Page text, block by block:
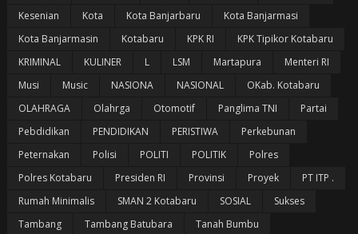
Kesenian
Kota Kota Banjarbaru
Kota Banjarmasi
Kota Banjarmasin
Kotabaru KPK RI
KPK Tipikor Kotabaru
KRIMINAL
KULINER L LSM Martapura
Menteri RI
Musi
Music NASIONA NASIONAL
OKab. Kotabaru
OLAHRAGA
Olahrga Otomotif Panglima TNI
Partai
Pebdidikan
PENDIDIKAN PERISTIWA
Perkebunan
Peternakan
Polisi POLITI POLITIK
Polres
Polres Kotabaru
Presiden RI Provinsi Proyek
PT ITP .
Rumah Minimalis
SMAN 2 Kotabaru SOSIAL
Sukses
Tambang
Tambang Batubara
Tanah Bumbu